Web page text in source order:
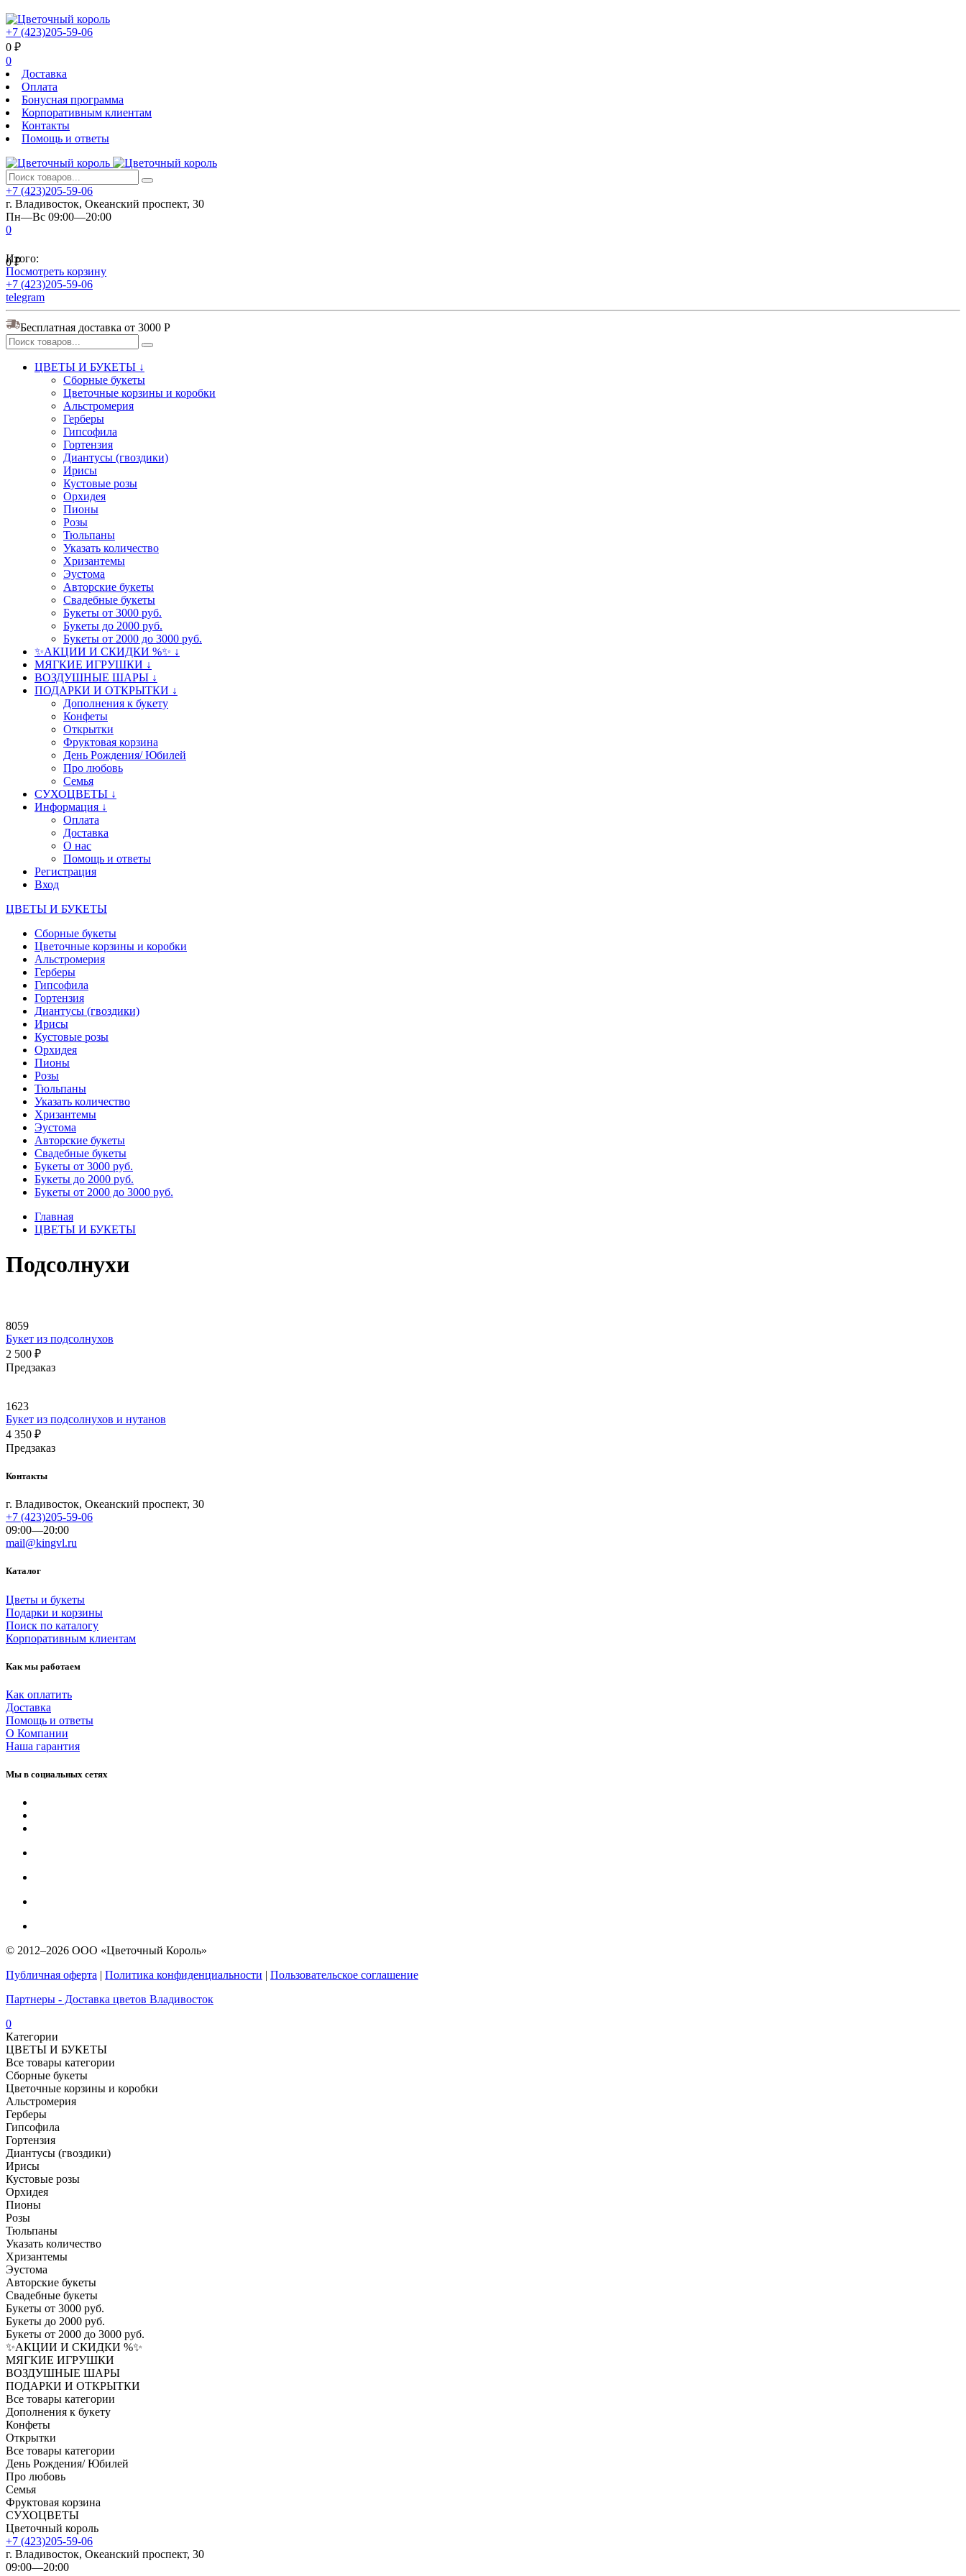
+7 (423)205-59-06
0 ₽
0
Доставка
Оплата
Бонусная программа
Корпоративным клиентам
Контакты
Помощь и ответы
+7 (423)205-59-06
г. Владивосток, Океанский проспект, 30
Пн—Вс 09:00—20:00
0
0₽
Итого:
Посмотреть корзину
+7 (423)205-59-06
telegram
Бесплатная доставка от 3000 Р
ЦВЕТЫ И БУКЕТЫ ↓
Сборные букеты
Цветочные корзины и коробки
Альстромерия
Герберы
Гипсофила
Гортензия​
Диантусы (гвоздики)
Ирисы
Кустовые розы
Орхидея
Пионы
Розы
Тюльпаны
Указать количество
Хризантемы
Эустома
Авторские букеты
Свадебные букеты
Букеты от 3000 руб.
Букеты до 2000 руб.
Букеты от 2000 до 3000 руб.
✨АКЦИИ И СКИДКИ %✨ ↓
МЯГКИЕ ИГРУШКИ ↓
ВОЗДУШНЫЕ ШАРЫ ↓
ПОДАРКИ И ОТКРЫТКИ ↓
Дополнения к букету
Конфеты
Открытки
Фруктовая корзина
День Рождения/ Юбилей
Про любовь
Семья
СУХОЦВЕТЫ ↓
Информация ↓
Оплата
Доставка
О нас
Помощь и ответы
Регистрация
Вход
ЦВЕТЫ И БУКЕТЫ
Сборные букеты
Цветочные корзины и коробки
Альстромерия
Герберы
Гипсофила
Гортензия​
Диантусы (гвоздики)
Ирисы
Кустовые розы
Орхидея
Пионы
Розы
Тюльпаны
Указать количество
Хризантемы
Эустома
Авторские букеты
Свадебные букеты
Букеты от 3000 руб.
Букеты до 2000 руб.
Букеты от 2000 до 3000 руб.
Главная
ЦВЕТЫ И БУКЕТЫ
Подсолнухи
8059
Букет из подсолнухов
2 500 ₽
Предзаказ
1623
Букет из подсолнухов и нутанов
4 350 ₽
Предзаказ
Контакты
г. Владивосток, Океанский проспект, 30
+7 (423)205-59-06
09:00—20:00
mail@kingvl.ru
Каталог
Цветы и букеты
Подарки и корзины
Поиск по каталогу
Корпоративным клиентам
Как мы работаем
Как оплатить
Доставка
Помощь и ответы
О Компании
Наша гарантия
Мы в социальных сетях
© 2012–2026 ООО «Цветочный Король»
Публичная оферта | Политика конфиденциальности | Пользовательское соглашение
Партнеры - Доставка цветов Владивосток
0
Категории
ЦВЕТЫ И БУКЕТЫ
Все товары категории
Сборные букеты
Цветочные корзины и коробки
Альстромерия
Герберы
Гипсофила
Гортензия​
Диантусы (гвоздики)
Ирисы
Кустовые розы
Орхидея
Пионы
Розы
Тюльпаны
Указать количество
Хризантемы
Эустома
Авторские букеты
Свадебные букеты
Букеты от 3000 руб.
Букеты до 2000 руб.
Букеты от 2000 до 3000 руб.
✨АКЦИИ И СКИДКИ %✨
МЯГКИЕ ИГРУШКИ
ВОЗДУШНЫЕ ШАРЫ
ПОДАРКИ И ОТКРЫТКИ
Все товары категории
Дополнения к букету
Конфеты
Открытки
Все товары категории
День Рождения/ Юбилей
Про любовь
Семья
Фруктовая корзина
СУХОЦВЕТЫ
Цветочный король
+7 (423)205-59-06
г. Владивосток, Океанский проспект, 30
09:00—20:00